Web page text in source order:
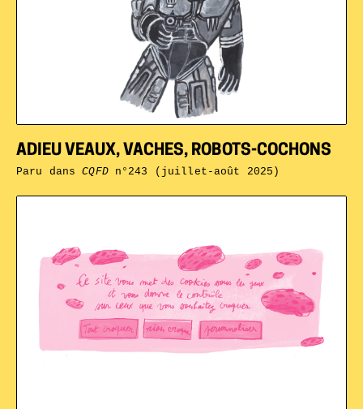
ADIEU VEAUX, VACHES, ROBOTS-COCHONS
Paru dansCQFDn°243 (juillet-août 2025)